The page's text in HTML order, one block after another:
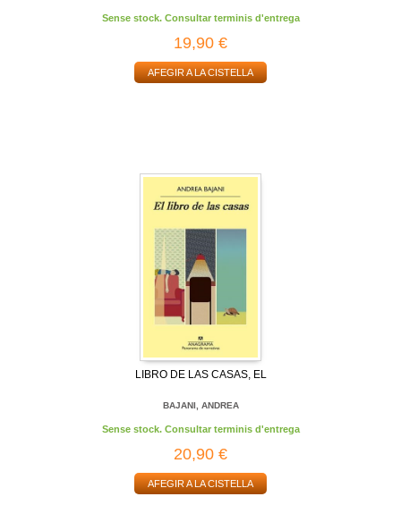
Sense stock. Consultar terminis d'entrega
19,90 €
AFEGIR A LA CISTELLA
LIBRO DE LAS CASAS, EL
BAJANI, ANDREA
Sense stock. Consultar terminis d'entrega
20,90 €
AFEGIR A LA CISTELLA